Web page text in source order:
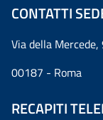
CONTATTI
Via della Mercede,
00187 - Roma
RECAPITI